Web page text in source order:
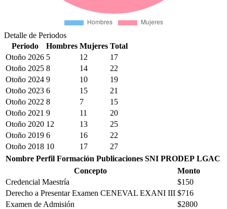
Detalle de Periodos
Periodo
Hombres Mujeres Total
Otoño 2026 5 12
17
Otoño 2025 8 14
22
Otoño 2024 9 10
19
Otoño 2023 6 15
21
Otoño 2022 8 7
15
Otoño 2021 9 11
20
Otoño 2020 12 13
25
Otoño 2019 6 16
22
Otoño 2018 10 17
27
Nombre Perfil Formación Publicaciones SNI PRODEP LGAC
Concepto
Monto
Credencial Maestría
$150
Derecho a Presentar Examen CENEVAL EXANI III $716
Examen de Admisión
$2800